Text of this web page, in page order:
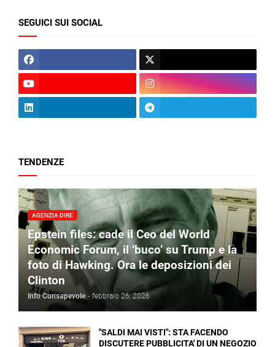
SEGUICI SUI SOCIAL
TENDENZE
AGENZIA DIRE
Epstein files: cade il Ceo del World
Economic Forum, il ‘buco’ su Trump e la
foto di Hawking. Ora le deposizioni dei
Clinton
Info Consapevole - febbraio 26, 2026
"SALDI MAI VISTI": STA FACENDO
DISCUTERE PUBBLICITA' DI UN NEGOZIO